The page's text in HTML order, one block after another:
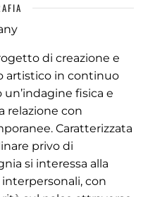
di creazione e
artistico in continuo
fisica e
relazione con
Caratterizzata
privo di
si interessa alla
con